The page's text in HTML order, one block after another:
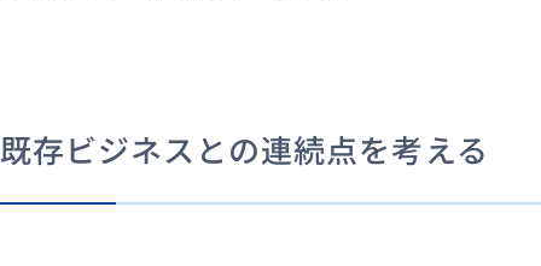
既存ビジネスとの連続点を考える